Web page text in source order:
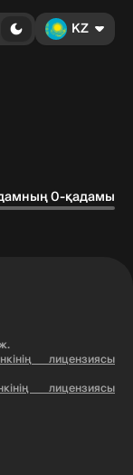
KZ
0-қадамы
лицензиясы
лицензиясы